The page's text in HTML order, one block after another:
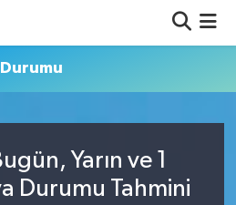
Yarın ve 1
Durumu Tahmini